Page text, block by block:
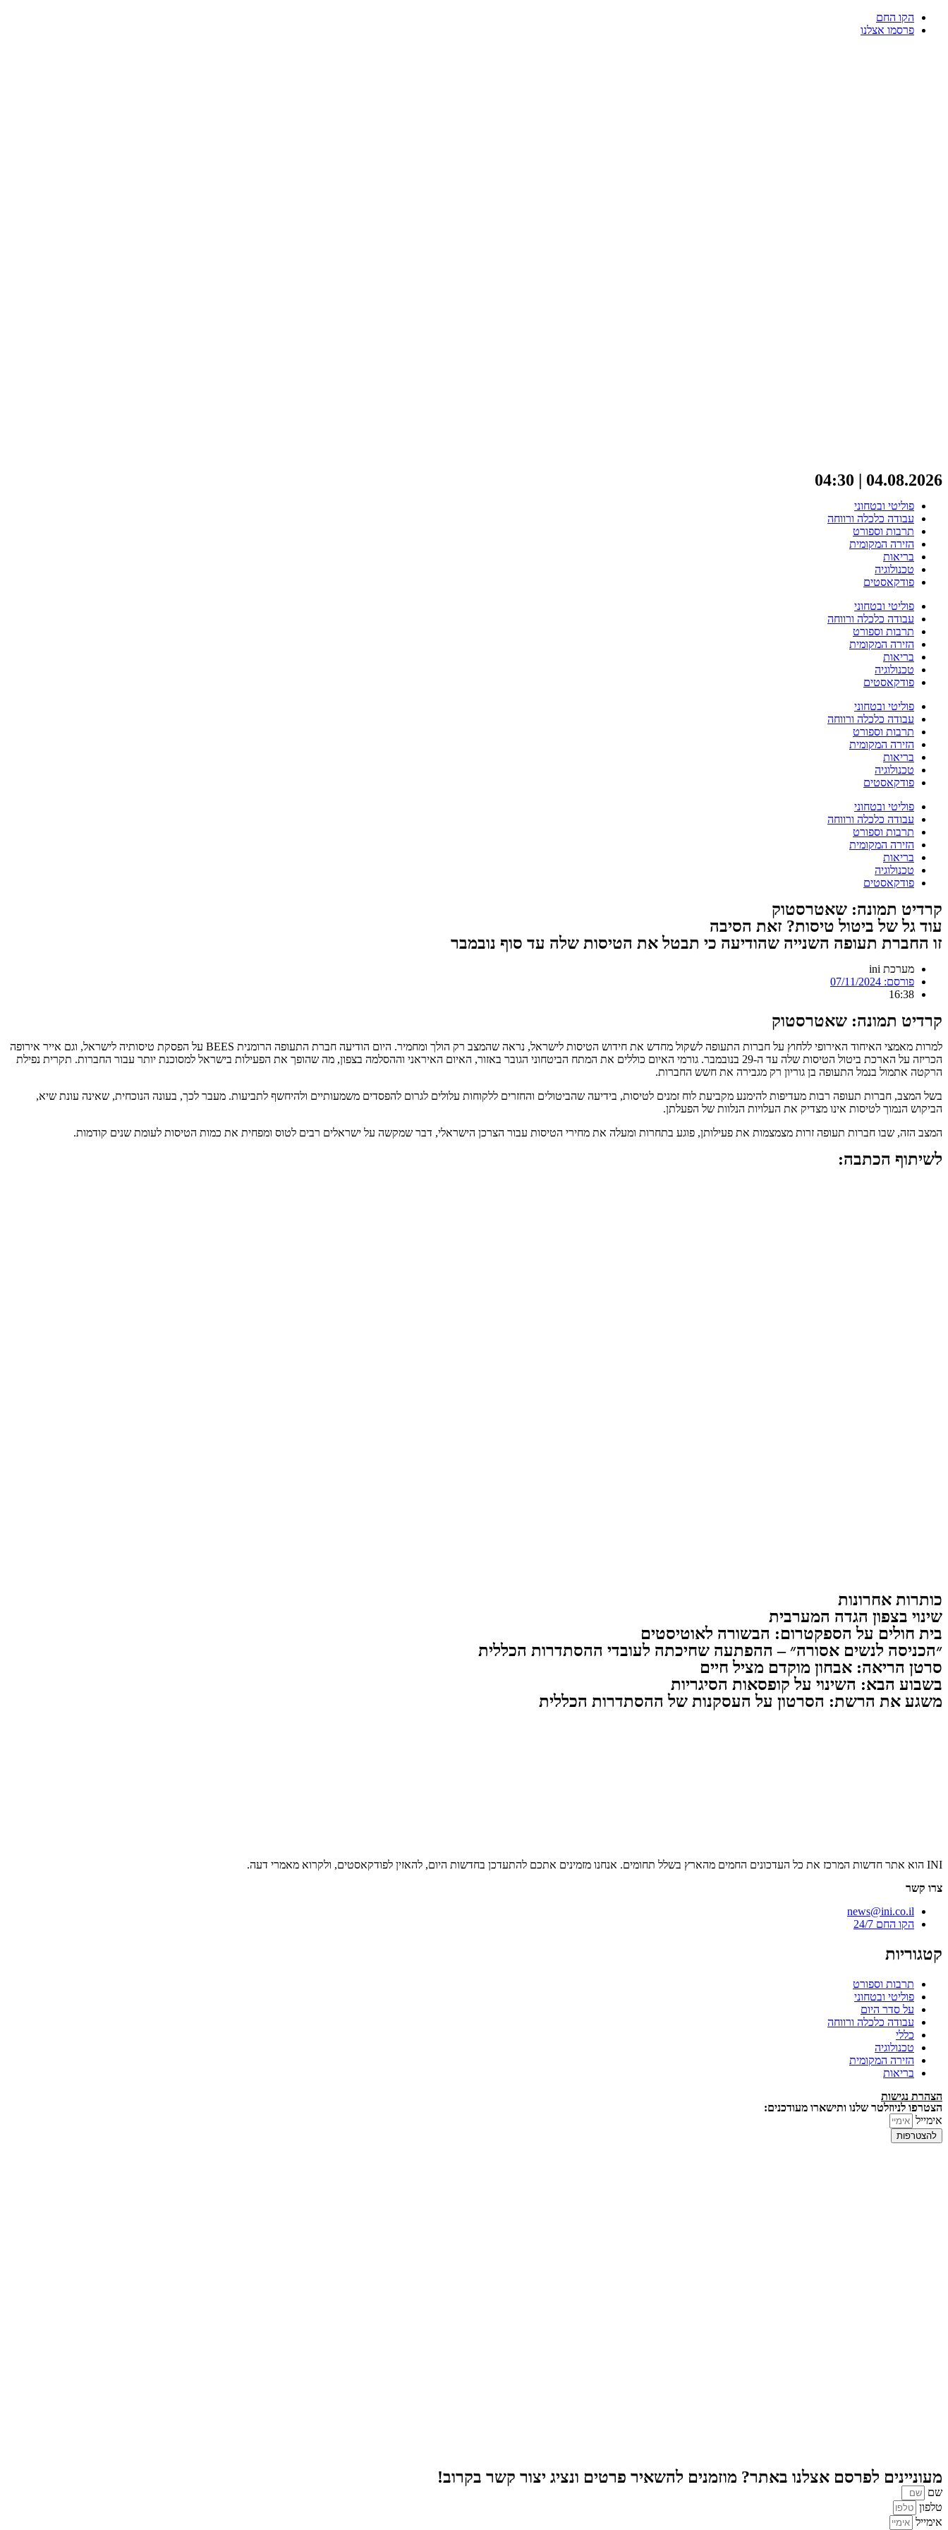
לתוכן
הקו החם
פרסמו אצלנו
04.08.2026 | 04:30
פוליטי ובטחוני
עבודה כלכלה ורווחה
תרבות וספורט
הזירה המקומית
בריאות
טכנולוגיה
פודקאסטים
פוליטי ובטחוני
עבודה כלכלה ורווחה
תרבות וספורט
הזירה המקומית
בריאות
טכנולוגיה
פודקאסטים
פוליטי ובטחוני
עבודה כלכלה ורווחה
תרבות וספורט
הזירה המקומית
בריאות
טכנולוגיה
פודקאסטים
פוליטי ובטחוני
עבודה כלכלה ורווחה
תרבות וספורט
הזירה המקומית
בריאות
טכנולוגיה
פודקאסטים
קרדיט תמונה: שאטרסטוק
עוד גל של ביטול טיסות? זאת הסיבה
זו החברת תעופה השנייה שהודיעה כי תבטל את הטיסות שלה עד סוף נובמבר
מערכת ini
פורסם:
16:38
קרדיט תמונה: שאטרסטוק
למרות מאמצי האיחוד האירופי ללחוץ על חברות התעופה לשקול מחדש את חידוש הטיסות לישראל, נראה שהמצב רק הולך ומחמיר. היום הודיעה חברת התעופה הרומנית BEES על הפסקת טיסותיה לישראל, וגם אייר אירופה
הכריזה על הארכת ביטול הטיסות שלה עד ה-29 בנובמבר. גורמי האיום כוללים את המתח הביטחוני הגובר באזור, האיום האיראני וההסלמה בצפון, מה שהופך את הפעילות בישראל למסוכנת יותר עבור החברות. תקרית נפילת
הרקטה אתמול בנמל התעופה בן גוריון רק מגבירה את חשש החברות.
בשל המצב, חברות תעופה רבות מעדיפות להימנע מקביעת לוח זמנים לטיסות, בידיעה שהביטולים והחזרים ללקוחות עלולים לגרום להפסדים משמעותיים ולהיחשף לתביעות. מעבר לכך, בעונה הנוכחית, שאינה עונת שיא,
הביקוש הנמוך לטיסות אינו מצדיק את העלויות הנלוות של הפעלתן.
המצב הזה, שבו חברות תעופה זרות מצמצמות את פעילותן, פוגע בתחרות ומעלה את מחירי הטיסות עבור הצרכן הישראלי, דבר שמקשה על ישראלים רבים לטוס ומפחית את כמות הטיסות לעומת שנים קודמות.
לשיתוף הכתבה:
כותרות אחרונות
שינוי בצפון הגדה המערבית
בית חולים על הספקטרום: הבשורה לאוטיסטים
״הכניסה לנשים אסורה״ – ההפתעה שחיכתה לעובדי ההסתדרות הכללית
סרטן הריאה: אבחון מוקדם מציל חיים
בשבוע הבא: השינוי על קופסאות הסיגריות
משגע את הרשת: הסרטון על העסקנות של ההסתדרות הכללית
INI הוא אתר חדשות המרכז את כל העדכונים החמים מהארץ בשלל תחומים. אנחנו מזמינים אתכם להתעדכן בחדשות היום, להאזין לפודקאסטים, ולקרוא מאמרי דעה.
צרו קשר
news@ini.co.il
הקו החם 24/7
קטגוריות
תרבות וספורט
פוליטי ובטחוני
על סדר היום
עבודה כלכלה ורווחה
כללי
טכנולוגיה
הזירה המקומית
בריאות
הצהרת נגישות
הצטרפו לניוזלטר שלנו ותישארו מעודכנים:
אימייל
להצטרפות
מעוניינים לפרסם אצלנו באתר? מוזמנים להשאיר פרטים ונציג יצור קשר בקרוב!
שם
טלפון
אימייל